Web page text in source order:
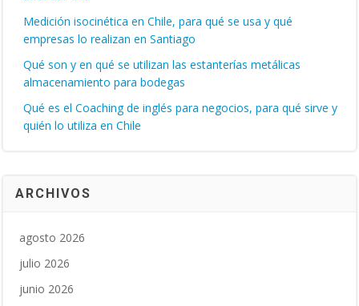
Medición isocinética en Chile, para qué se usa y qué
empresas lo realizan en Santiago
Qué son y en qué se utilizan las estanterías metálicas
almacenamiento para bodegas
Qué es el Coaching de inglés para negocios, para qué sirve y
quién lo utiliza en Chile
ARCHIVOS
agosto 2026
julio 2026
junio 2026